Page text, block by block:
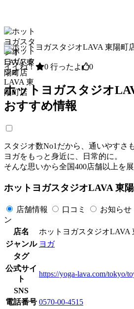
イイね！ 0 行ったよ 0
ホットヨガスタジオ
おすすめ情報
スタジオ数No1だから、通いやすさ
ヨガをもっと身近に、日常的に。
そんな思いから全国400店舗以上を
ホットヨガスタジオLAVA 東
店舗情報 口コミ お知らせ
ン
店名
ホットヨガスタジオLAVA
ジャンル ヨガ
タグ
公式サイ
ト
https://yoga-lava.com/tokyo/
SNS
電話番号 0570-00-4515